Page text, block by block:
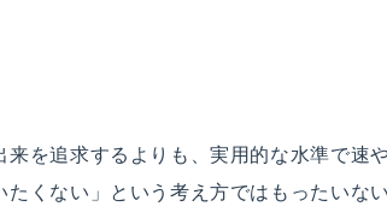
を追求するよりも、実用的な水準で速
たくない」という考え方ではもったいな